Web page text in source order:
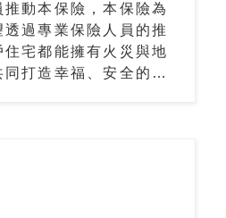
動本保險，本保險為
過專業保險人員的推
住宅都能擁有火災與地
打造幸福、安全的社